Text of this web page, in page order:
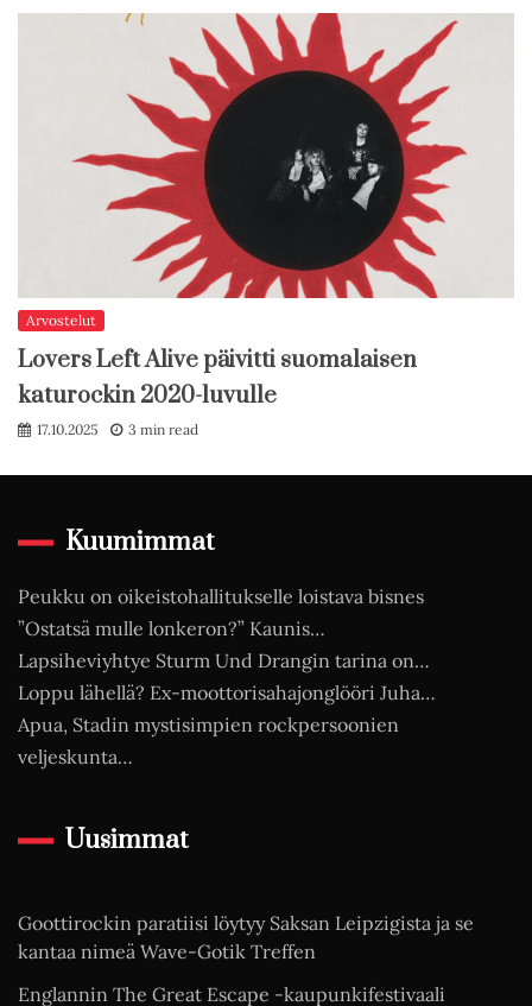
Arvostelut
Lovers Left Alive päivitti suomalaisen
katurockin 2020-luvulle
17.10.2025 3 min read
Kuumimmat
Peukku on oikeistohallitukselle loistava bisnes
”Ostatsä mulle lonkeron?” Kaunis…
Lapsiheviyhtye Sturm Und Drangin tarina on…
Loppu lähellä? Ex-moottorisahajonglööri Juha…
Apua, Stadin mystisimpien rockpersoonien
veljeskunta…
Uusimmat
Goottirockin paratiisi löytyy Saksan Leipzigista ja se
kantaa nimeä Wave-Gotik Treffen
Englannin The Great Escape -kaupunkifestivaali